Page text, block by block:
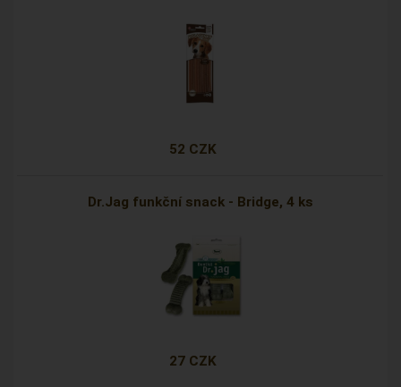
52 CZK
Dr.Jag funkční snack - Bridge, 4 ks
27 CZK